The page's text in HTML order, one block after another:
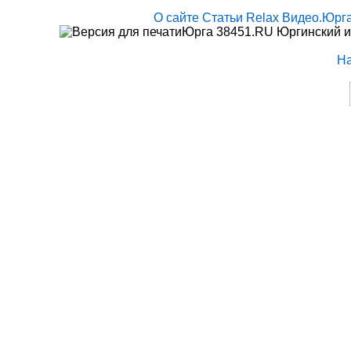
О сайте Статьи Relax
Юрга 38451.RU Юргинский